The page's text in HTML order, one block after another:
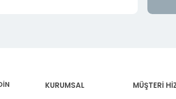
KURUMSAL MÜŞTERİ